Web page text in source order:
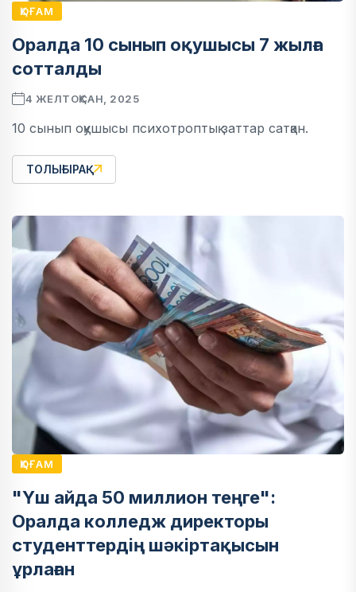
ҚОҒАМ
Оралда 10 сынып оқушысы 7 жылға
сотталды
4 ЖЕЛТОҚСАН, 2025
10 сынып оқушысы психотроптық заттар сатқан.
ТОЛЫҒЫРАҚ
ҚОҒАМ
"Үш айда 50 миллион теңге":
Оралда колледж директоры
студенттердің шәкіртақысын
ұрлаған